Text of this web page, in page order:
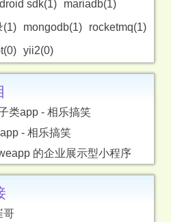
sdk(1)
mariadb(1)
(1)
mongodb(1)
rocketmq(1)
yii2(0)
类app - 相乐搞笑
- 相乐搞笑
的企业展示型小程序
哥